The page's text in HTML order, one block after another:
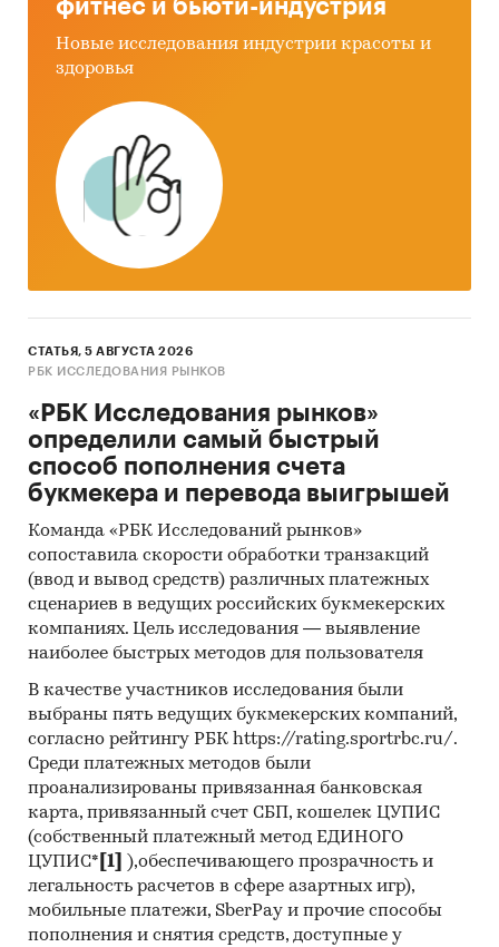
политика, корреляция цен при поставках как
на внутренний, так и на внешний рынок.
Производство моющих и чистящих средств
Производство хлора
Россия
Хлор
фитнес и бьюти-индустрия
Новые исследования индустрии красоты и
здоровья
СТАТЬЯ, 5 АВГУСТА 2026
РБК ИССЛЕДОВАНИЯ РЫНКОВ
«РБК Исследования рынков»
определили самый быстрый
способ пополнения счета
букмекера и перевода выигрышей
Команда «РБК Исследований рынков»
сопоставила скорости обработки транзакций
(ввод и вывод средств) различных платежных
сценариев в ведущих российских букмекерских
компаниях. Цель исследования — выявление
наиболее быстрых методов для пользователя
В качестве участников исследования были
выбраны пять ведущих букмекерских компаний,
согласно рейтингу РБК https://rating.sportrbc.ru/.
Среди платежных методов были
проанализированы привязанная банковская
карта, привязанный счет СБП, кошелек ЦУПИС
(собственный платежный метод ЕДИНОГО
ЦУПИС* [1]
),обеспечивающего прозрачность и
легальность расчетов в сфере азартных игр),
мобильные платежи, SberPay и прочие способы
пополнения и снятия средств, доступные у